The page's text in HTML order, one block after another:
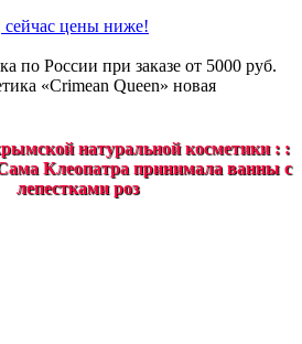
сейчас цены ниже!
по России при заказе от 5000 руб.
натуральной косметики : :
Клеопатра принимала ванны с
лепестками роз